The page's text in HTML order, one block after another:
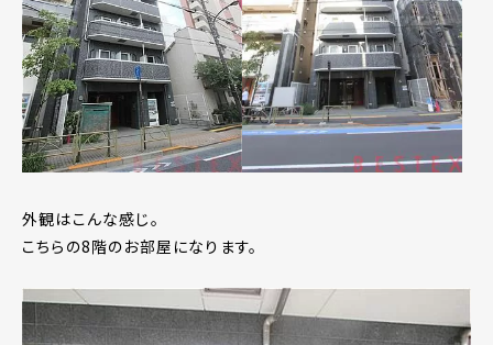
外観はこんな感じ。
こちらの8階のお部屋になります。